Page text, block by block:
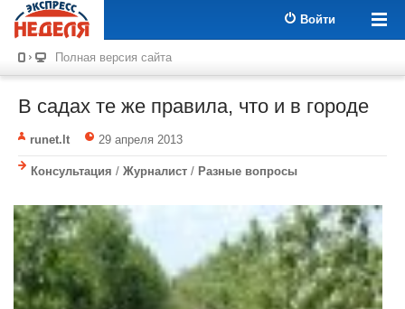
Войти
Полная версия сайта
В садах те же правила, что и в городе
runet.lt 29 апреля 2013
Консультация / Журналист / Разные вопросы